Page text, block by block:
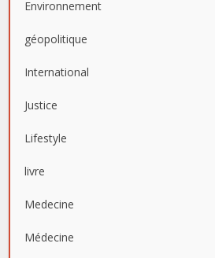
Environnement
géopolitique
International
Justice
Lifestyle
livre
Medecine
Médecine